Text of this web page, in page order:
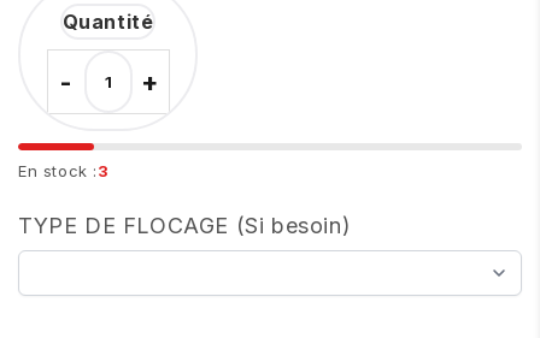
Quantité
- +
En stock :3
TYPE DE FLOCAGE (Si besoin)